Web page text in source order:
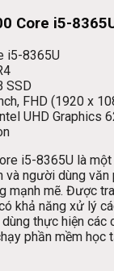
Core i5-
i5-8365U
SSD
FHD (1920 x
UHD Graphics
i5-8365U là
và người dùng văn
mạnh mẽ. Được
khả năng xử lý
thực hiện các
phần mềm học